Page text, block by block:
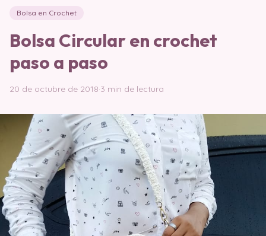
Bolsa en Crochet
Bolsa Circular en crochet
paso a paso
20 de octubre de 2018·3 min de lectura